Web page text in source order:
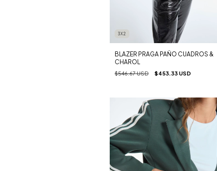
3X2
BLAZER PRAGA PAÑO CUADROS &
CHAROL
$546.67 USD $453.33 USD